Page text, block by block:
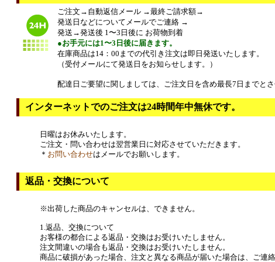
ご注文→自動返信メール →最終ご請求額→
発送日などについてメールでご連絡 →
発送→発送後 1〜3日後に お荷物到着
●お手元には1〜3日後に届きます。
在庫商品は14：00までの代引き注文は即日発送いたします。
（受付メールにて発送日をお知らせします。）
配達日ご要望に関しましては、ご注文日を含め最長7日までとさ
インターネットでのご注文は24時間年中無休です。
日曜はお休みいたします。
ご注文・問い合わせは翌営業日に対応させていただきます。
＊ お問い合わせはメールでお願いします。
返品・交換について
※出荷した商品のキャンセルは、できません。
1.返品、交換について
お客様の都合による返品・交換はお受けいたしません。
注文間違いの場合も返品・交換はお受けいたしません。
商品に破損があった場合、注文と異なる商品が届いた場合は、ご連絡